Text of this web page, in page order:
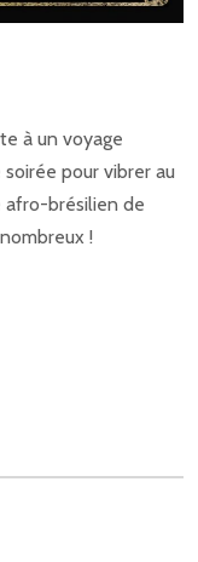
à un voyage
pour vibrer au
afro-brésilien de
!